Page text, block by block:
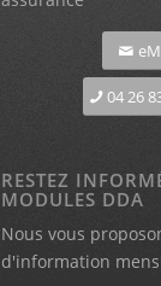
04 26
RESTEZ
MODULES DDA
Nous vous
d'information